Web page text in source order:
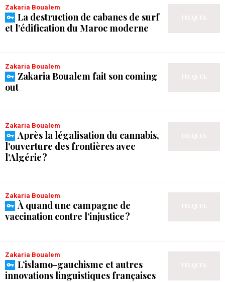
Zakaria Boualem
La destruction de cabanes de surf
et l’édification du Maroc moderne
Zakaria Boualem
Zakaria Boualem fait son coming
out
Zakaria Boualem
Après la légalisation du cannabis,
l’ouverture des frontières avec
l’Algérie ?
Zakaria Boualem
À quand une campagne de
vaccination contre l’injustice ?
Zakaria Boualem
L’islamo-gauchisme et autres
innovations linguistiques françaises